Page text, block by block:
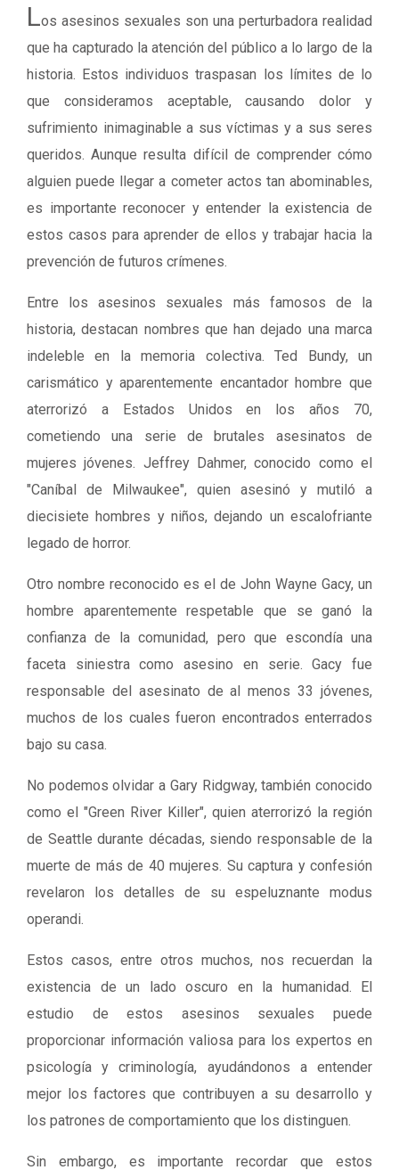
Los asesinos sexuales son una perturbadora realidad
que ha capturado la atención del público a lo largo de la
historia. Estos individuos traspasan los límites de lo
que consideramos aceptable, causando dolor y
sufrimiento inimaginable a sus víctimas y a sus seres
queridos. Aunque resulta difícil de comprender cómo
alguien puede llegar a cometer actos tan abominables,
es importante reconocer y entender la existencia de
estos casos para aprender de ellos y trabajar hacia la
prevención de futuros crímenes.
Entre los asesinos sexuales más famosos de la
historia, destacan nombres que han dejado una marca
indeleble en la memoria colectiva. Ted Bundy, un
carismático y aparentemente encantador hombre que
aterrorizó a Estados Unidos en los años 70,
cometiendo una serie de brutales asesinatos de
mujeres jóvenes. Jeffrey Dahmer, conocido como el
"Caníbal de Milwaukee", quien asesinó y mutiló a
diecisiete hombres y niños, dejando un escalofriante
legado de horror.
Otro nombre reconocido es el de John Wayne Gacy, un
hombre aparentemente respetable que se ganó la
confianza de la comunidad, pero que escondía una
faceta siniestra como asesino en serie. Gacy fue
responsable del asesinato de al menos 33 jóvenes,
muchos de los cuales fueron encontrados enterrados
bajo su casa.
No podemos olvidar a Gary Ridgway, también conocido
como el "Green River Killer", quien aterrorizó la región
de Seattle durante décadas, siendo responsable de la
muerte de más de 40 mujeres. Su captura y confesión
revelaron los detalles de su espeluznante modus
operandi.
Estos casos, entre otros muchos, nos recuerdan la
existencia de un lado oscuro en la humanidad. El
estudio de estos asesinos sexuales puede
proporcionar información valiosa para los expertos en
psicología y criminología, ayudándonos a entender
mejor los factores que contribuyen a su desarrollo y
los patrones de comportamiento que los distinguen.
Sin embargo, es importante recordar que estos